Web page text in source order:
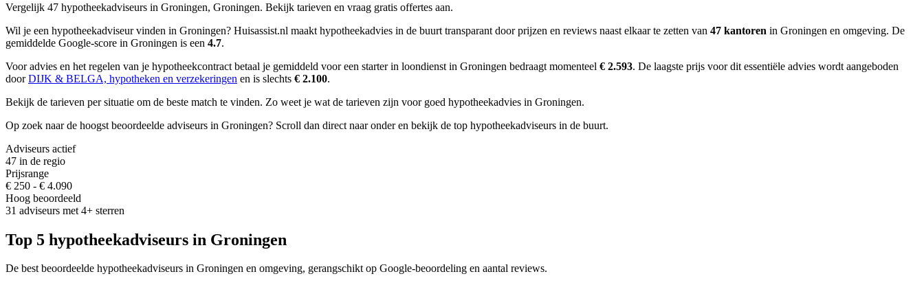
Vergelijk 47 hypotheekadviseurs in Groningen, Groningen. Bekijk tarieven en vraag gratis offertes aan.
Wil je een hypotheekadviseur vinden in Groningen? Huisassist.nl maakt hypotheekadvies in de buurt transparant door prijzen en reviews naast elkaar te zetten van 47 kantoren in Groningen en omgeving. De
gemiddelde Google-score in Groningen is een 4.7.
Voor advies en het regelen van je hypotheekcontract betaal je gemiddeld voor een starter in loondienst in Groningen bedraagt momenteel € 2.593. De laagste prijs voor dit essentiële advies wordt aangeboden
doorDIJK & BELGA, hypotheken en verzekeringen en is slechts € 2.100.
Bekijk de tarieven per situatie om de beste match te vinden. Zo weet je wat de tarieven zijn voor goed hypotheekadvies in Groningen.
Op zoek naar de hoogst beoordeelde adviseurs in Groningen? Scroll dan direct naar onder en bekijk de top hypotheekadviseurs in de buurt.
Adviseurs actief
47 in de regio
Prijsrange
€ 250 - € 4.090
Hoog beoordeeld
31 adviseurs met 4+ sterren
Top 5 hypotheekadviseurs in Groningen
De best beoordeelde hypotheekadviseurs in Groningen en omgeving, gerangschikt op Google-beoordeling en aantal reviews.